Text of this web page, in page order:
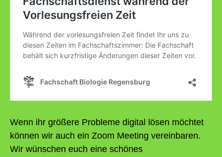
Wenn ihr größere Probleme digital lösen möchtet
können wir auch ein Zoom Meeting vereinbaren.
Wir wünschen euch eine schönes